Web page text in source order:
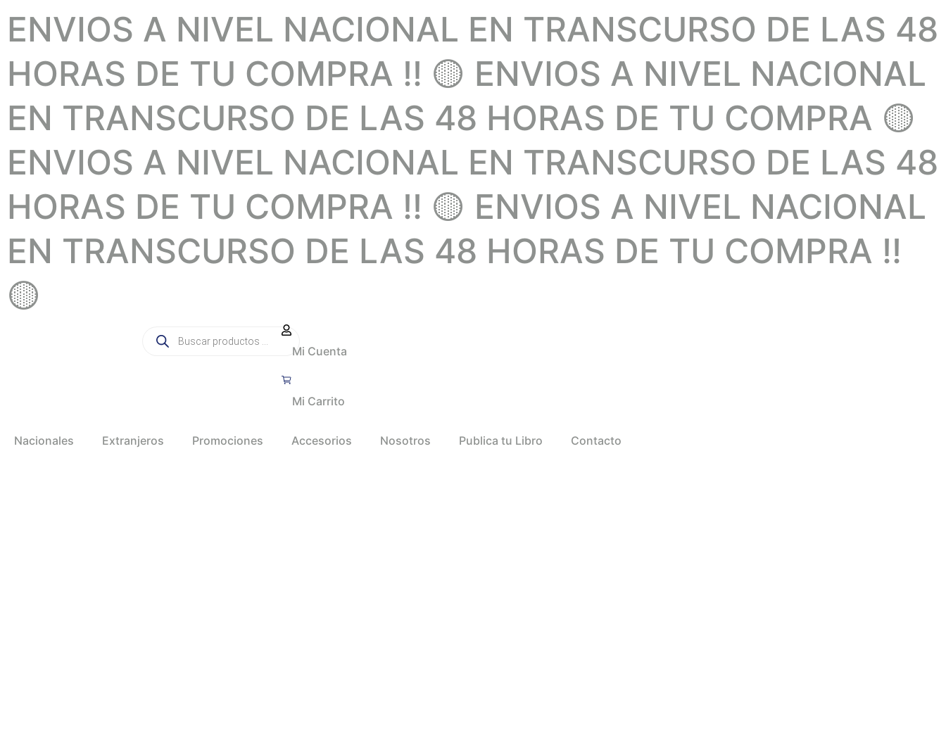
ENVIOS A NIVEL NACIONAL EN TRANSCURSO DE LAS 48
HORAS DE TU COMPRA !! 🟡 ENVIOS A NIVEL NACIONAL
EN TRANSCURSO DE LAS 48 HORAS DE TU COMPRA 🟡
ENVIOS A NIVEL NACIONAL EN TRANSCURSO DE LAS 48
HORAS DE TU COMPRA !! 🟡 ENVIOS A NIVEL NACIONAL
EN TRANSCURSO DE LAS 48 HORAS DE TU COMPRA !!
🟡
Mi Cuenta
Mi Carrito
Nacionales Extranjeros Promociones Accesorios Nosotros Publica tu Libro Contacto